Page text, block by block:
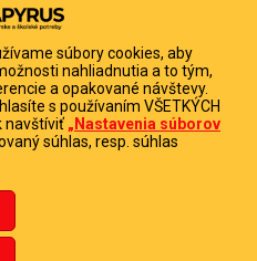
formulár
od zmluvy
od zmluvy
s.r.o.
súbory cookies, aby
nahliadnutia a to tým,
a opakované návštevy.
s používaním VŠETKÝCH
navštíviť „Nastavenia súborov
súhlas, resp. súhlas